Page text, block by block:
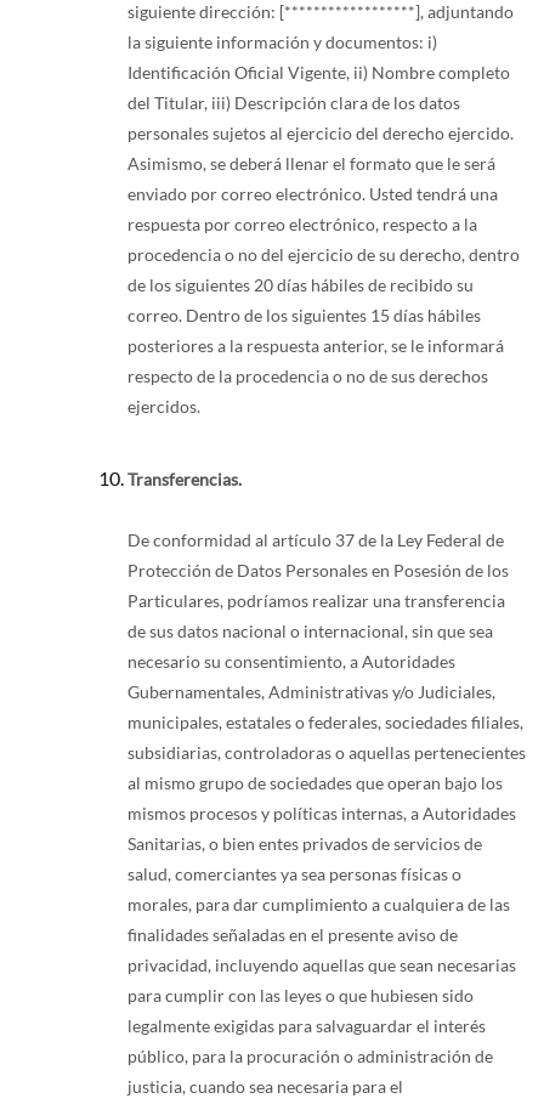
siguiente dirección: [******************], adjuntando
la siguiente información y documentos: i)
Identificación Oficial Vigente, ii) Nombre completo
del Titular, iii) Descripción clara de los datos
personales sujetos al ejercicio del derecho ejercido.
Asimismo, se deberá llenar el formato que le será
enviado por correo electrónico. Usted tendrá una
respuesta por correo electrónico, respecto a la
procedencia o no del ejercicio de su derecho, dentro
de los siguientes 20 días hábiles de recibido su
correo. Dentro de los siguientes 15 días hábiles
posteriores a la respuesta anterior, se le informará
respecto de la procedencia o no de sus derechos
ejercidos.
Transferencias.
De conformidad al artículo 37 de la Ley Federal de
Protección de Datos Personales en Posesión de los
Particulares, podríamos realizar una transferencia
de sus datos nacional o internacional, sin que sea
necesario su consentimiento, a Autoridades
Gubernamentales, Administrativas y/o Judiciales,
municipales, estatales o federales, sociedades filiales,
subsidiarias, controladoras o aquellas pertenecientes
al mismo grupo de sociedades que operan bajo los
mismos procesos y políticas internas, a Autoridades
Sanitarias, o bien entes privados de servicios de
salud, comerciantes ya sea personas físicas o
morales, para dar cumplimiento a cualquiera de las
finalidades señaladas en el presente aviso de
privacidad, incluyendo aquellas que sean necesarias
para cumplir con las leyes o que hubiesen sido
legalmente exigidas para salvaguardar el interés
público, para la procuración o administración de
justicia, cuando sea necesaria para el